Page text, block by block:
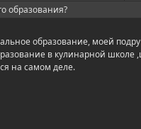
образования?
образование, моей
в кулинарной
на самом деле.